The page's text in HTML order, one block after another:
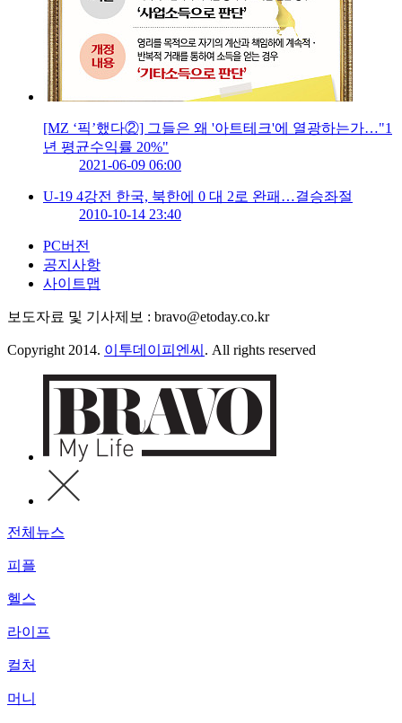
[MZ ‘픽’했다②] 그들은 왜 '아트테크'에 열광하는가…"1
년 평균수익률 20%"
2021-06-09 06:00
U-19 4강전 한국, 북한에 0 대 2로 완패…결승좌절
2010-10-14 23:40
PC버전
공지사항
사이트맵
보도자료 및 기사제보 : bravo@etoday.co.kr
Copyright 2014. 이투데이피엔씨 . All rights reserved
전체뉴스
피플
헬스
라이프
컬처
머니